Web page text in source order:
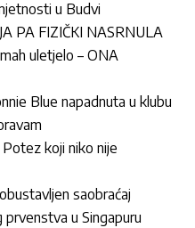
u Budvi
PA FIZIČKI NASRNULA
uletjelo – ONA
Blue napadnuta u klubu
koji niko nije
saobraćaj
u Singapuru